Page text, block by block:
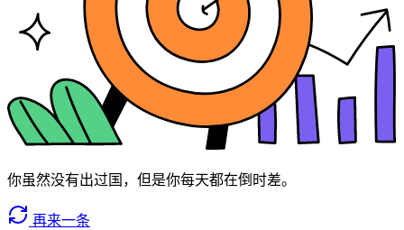
你虽然没有出过国，但是你每天都在倒时差。
再来一条